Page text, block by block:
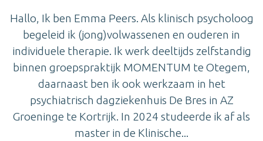
Hallo, Ik ben Emma Peers. Als klinisch psycholoog
begeleid ik (jong)volwassenen en ouderen in
individuele therapie. Ik werk deeltijds zelfstandig
binnen groepspraktijk MOMENTUM te Otegem,
daarnaast ben ik ook werkzaam in het
psychiatrisch dagziekenhuis De Bres in AZ
Groeninge te Kortrijk. In 2024 studeerde ik af als
master in de Klinische...